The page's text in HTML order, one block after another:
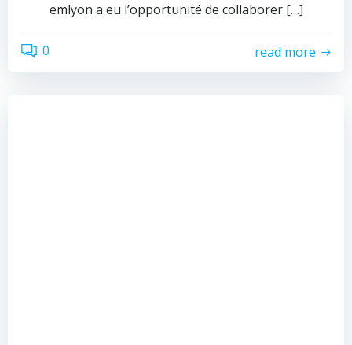
emlyon a eu l’opportunité de collaborer […]
0 read more